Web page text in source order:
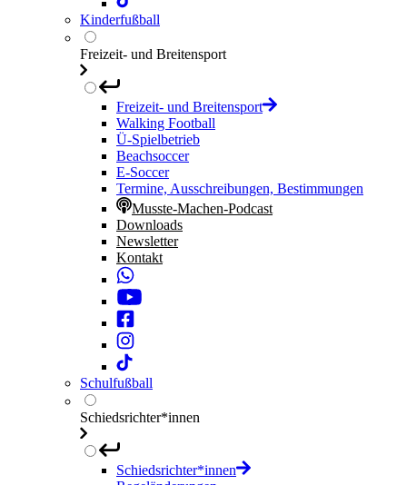
Kinderfußball
Freizeit- und Breitensport
Freizeit- und Breitensport
Walking Football
Ü-Spielbetrieb
Beachsoccer
E-Soccer
Termine, Ausschreibungen, Bestimmungen
Musste-Machen-Podcast
Downloads
Newsletter
Kontakt
Schulfußball
Schiedsrichter*innen
Schiedsrichter*innen